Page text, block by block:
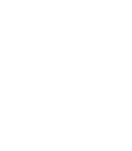
do ouvido com